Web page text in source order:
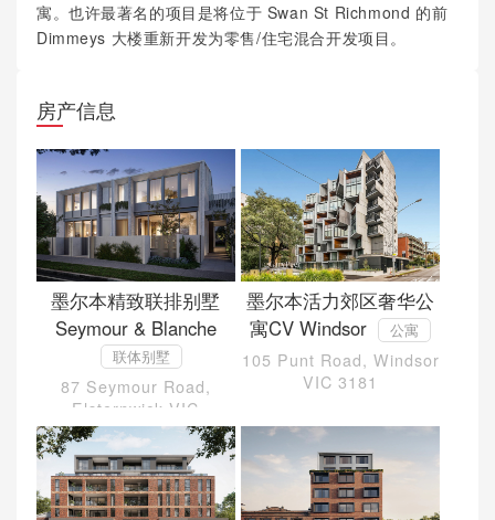
寓。也许最著名的项目是将位于 Swan St Richmond 的前
Dimmeys 大楼重新开发为零售/住宅混合开发项目。
房产信息
墨尔本精致联排别墅
Seymour & Blanche
联体别墅
87 Seymour Road,
Elsternwick VIC
墨尔本活力郊区奢华公
寓CV Windsor
公寓
105 Punt Road, Windsor
VIC 3181